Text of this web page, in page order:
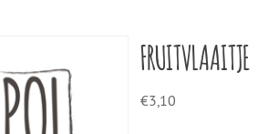
FRUITVLAAITJE
€3,10